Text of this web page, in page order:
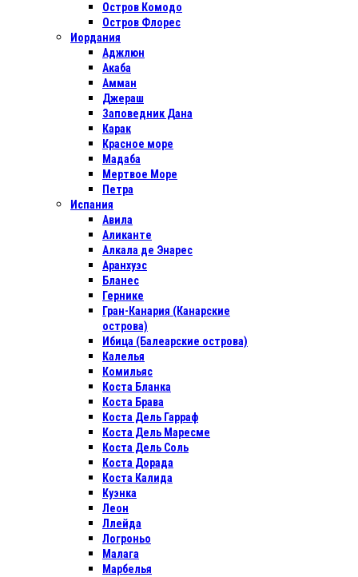
Остров Комодо
Остров Флорес
Иордания
Аджлюн
Акаба
Амман
Джераш
Заповедник Дана
Карак
Красное море
Мадаба
Мертвое Море
Петра
Испания
Авила
Аликанте
Алкала де Энарес
Аранхуэс
Бланес
Гернике
Гран-Канария (Канарские
острова)
Ибица (Балеарские острова)
Калелья
Комильяс
Коста Бланка
Коста Брава
Коста Дель Гарраф
Коста Дель Маресме
Коста Дель Соль
Коста Дорада
Коста Калида
Куэнка
Леон
Ллейда
Логроньо
Малага
Марбелья